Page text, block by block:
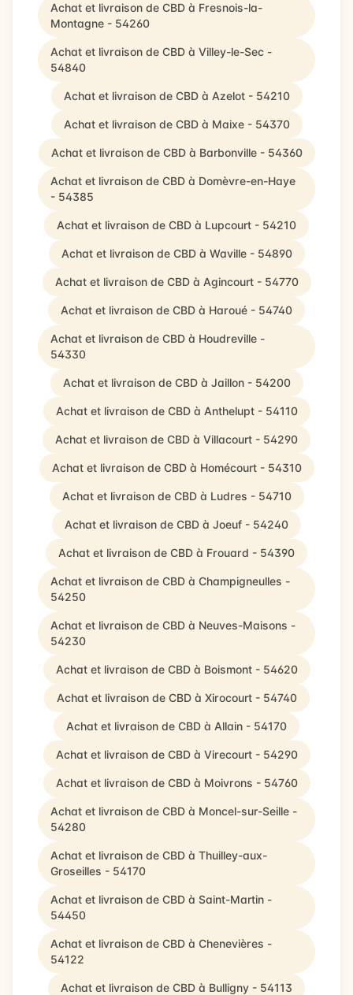
Achat et livraison de CBD à Fresnois-la-
Montagne - 54260
Achat et livraison de CBD à Villey-le-Sec -
54840
Achat et livraison de CBD à Azelot - 54210
Achat et livraison de CBD à Maixe - 54370
Achat et livraison de CBD à Barbonville - 54360
Achat et livraison de CBD à Domèvre-en-Haye
- 54385
Achat et livraison de CBD à Lupcourt - 54210
Achat et livraison de CBD à Waville - 54890
Achat et livraison de CBD à Agincourt - 54770
Achat et livraison de CBD à Haroué - 54740
Achat et livraison de CBD à Houdreville -
54330
Achat et livraison de CBD à Jaillon - 54200
Achat et livraison de CBD à Anthelupt - 54110
Achat et livraison de CBD à Villacourt - 54290
Achat et livraison de CBD à Homécourt - 54310
Achat et livraison de CBD à Ludres - 54710
Achat et livraison de CBD à Joeuf - 54240
Achat et livraison de CBD à Frouard - 54390
Achat et livraison de CBD à Champigneulles -
54250
Achat et livraison de CBD à Neuves-Maisons -
54230
Achat et livraison de CBD à Boismont - 54620
Achat et livraison de CBD à Xirocourt - 54740
Achat et livraison de CBD à Allain - 54170
Achat et livraison de CBD à Virecourt - 54290
Achat et livraison de CBD à Moivrons - 54760
Achat et livraison de CBD à Moncel-sur-Seille -
54280
Achat et livraison de CBD à Thuilley-aux-
Groseilles - 54170
Achat et livraison de CBD à Saint-Martin -
54450
Achat et livraison de CBD à Chenevières -
54122
Achat et livraison de CBD à Bulligny - 54113